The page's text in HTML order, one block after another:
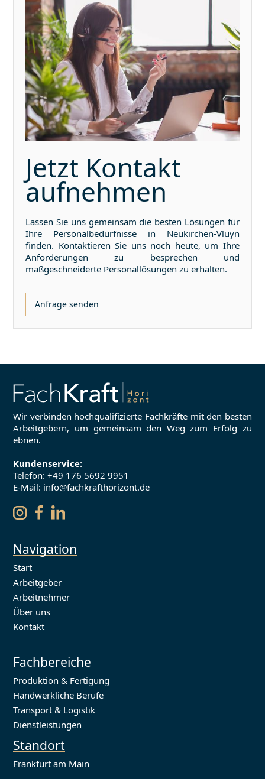
Jetzt Kontakt
aufnehmen
Lassen Sie uns gemeinsam die besten Lösungen für
Ihre Personalbedürfnisse in Neukirchen-Vluyn
finden. Kontaktieren Sie uns noch heute, um Ihre
Anforderungen zu besprechen und
maßgeschneiderte Personallösungen zu erhalten.
Anfrage senden
Wir verbinden hochqualifizierte Fachkräfte mit den besten
Arbeitgebern, um gemeinsam den Weg zum Erfolg zu
ebnen.
Kundenservice:
Telefon:+49 176 5692 9951
E-Mail: info@fachkrafthorizont.de
Navigation
Start
Arbeitgeber
Arbeitnehmer
Über uns
Kontakt
Fachbereiche
Produktion & Fertigung
Handwerkliche Berufe
Transport & Logistik
Dienstleistungen
Standort
Frankfurt am Main